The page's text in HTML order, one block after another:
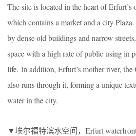
The site is located in the heart of Erfurt’s
which contains a market and a city
by dense old buildings and narrow
space with a high rate of public using in
life. In addition, Erfurt’s mother river, the
also runs through it, forming a unique
water in the city.
▼埃尔福特滨水空间，Erfurt